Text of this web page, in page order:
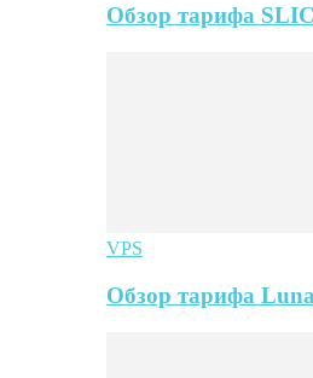
Обзор тарифа
VPS
Обзор тарифа